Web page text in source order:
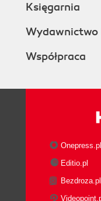
Księgarnia
Wydawnictwo
Współpraca
Onepress.pl
Editio.pl
Bezdroza.pl